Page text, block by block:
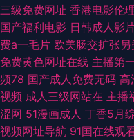
影音先锋黑丝高跟 精品超碰人
黑人激情影院 丝袜人妖 99导
产美女艹B 人人操人人乐 足交
情导航 日韩肏屄精品 久久理
三级免费网址 香港电影伦
国产福利电影 日韩成人影
费a一毛片 欧美肠交扩张另
免费黄色网址在线 主播第
频78 国产成人免费无码 高
视频 成人三级网站在 主播
涩网 51漫画成人 丁香5月
视频网址导航 91国在线观